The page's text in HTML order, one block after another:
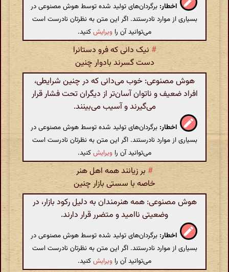
اخطار: برگردان‌های تولید شده توسط هوش مصنوعی در
بسیاری از موارد نادرستند. اگر این متن به نظرتان نادرست است
می‌توانید آن را ویرایشکنید.
# نیک دانی که فرو دستانرا
دست گسرند بادوار چنین
هوش مصنوعی: خوب می‌دانی که در چنین شرایطی،
افراد ضعیف و ناتوان آسان‌تر از دیگران تحت فشار قرار
می‌گیرند و آسیب می‌بینند.
اخطار: برگردان‌های تولید شده توسط هوش مصنوعی در
بسیاری از موارد نادرستند. اگر این متن به نظرتان نادرست است
می‌توانید آن را ویرایشکنید.
# بر زیانند همه اهل هنر
خاصه با سستی بازار چنین
هوش مصنوعی: همه هنرمندان به دلیل رکود بازار، در
وضعیتی ناامید و متضرر قرار دارند.
اخطار: برگردان‌های تولید شده توسط هوش مصنوعی در
بسیاری از موارد نادرستند. اگر این متن به نظرتان نادرست است
می‌توانید آن را ویرایشکنید.